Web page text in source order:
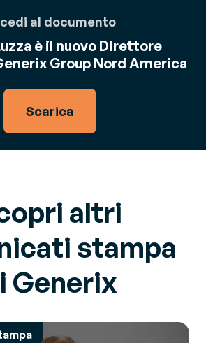
al documento
è il nuovo Direttore
Group Nord America
Scarica
altri
stampa
Generix